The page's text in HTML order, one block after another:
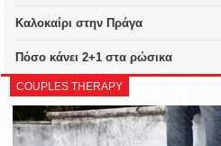
Καλοκαίρι στην Πράγα
Πόσο κάνει 2+1 στα ρώσικα
COUPLES THERAPY